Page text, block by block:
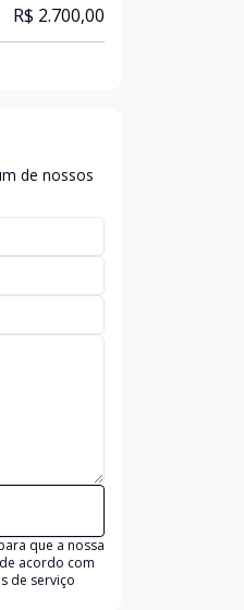
R$ 2.700,00
de nossos
que a nossa
acordo com
de serviço